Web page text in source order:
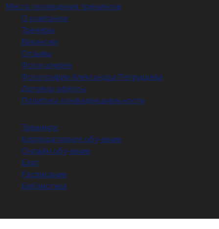
Место проведения тренингов
О компании
Тренеры
Вакансии
Отзывы
Фотогалерея
Фотографии Александра Петрищева
Договор оферты
Политика конфиденциальности
Тренинги
Корпоративное обучение
Онлайн обучение
Блог
Расписание
Библиотека